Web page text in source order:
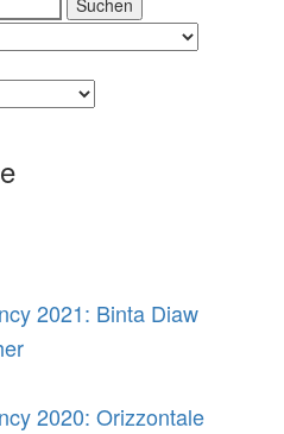
2021: Binta Diaw
2020: Orizzontale